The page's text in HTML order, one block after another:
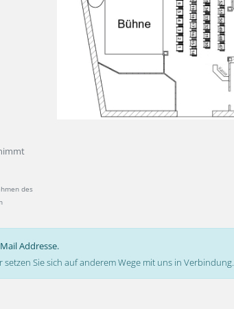
des
Addresse.
Sie sich auf anderem Wege mit uns in Verbindung.